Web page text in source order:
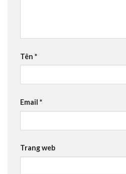
Tên *
Email *
Trang web